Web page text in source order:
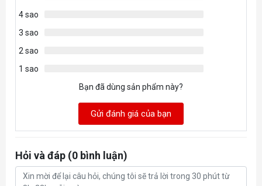
4 sao
3 sao
2 sao
1 sao
Bạn đã dùng sản phẩm này?
Gửi đánh giá của bạn
Hỏi và đáp (0 bình luận)